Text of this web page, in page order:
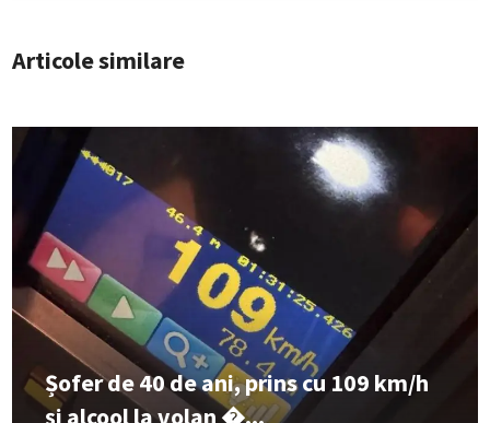
Articole similare
Șofer de 40 de ani, prins cu 109 km/h
și alcool la volan �...